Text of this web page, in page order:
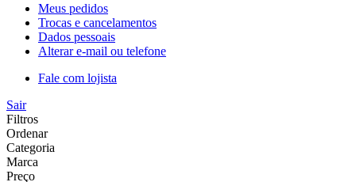
Meus pedidos
Trocas e cancelamentos
Dados pessoais
Alterar e-mail ou telefone
Fale com lojista
Sair
Filtros
Ordenar
Categoria
Marca
Preço